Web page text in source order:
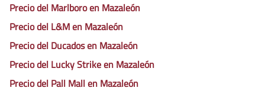
Precio del Marlboro en Mazaleón
Precio del L&M en Mazaleón
Precio del Ducados en Mazaleón
Precio del Lucky Strike en Mazaleón
Precio del Pall Mall en Mazaleón